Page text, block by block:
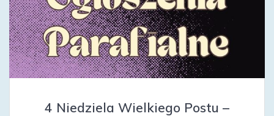
4 Niedziela Wielkiego Postu –